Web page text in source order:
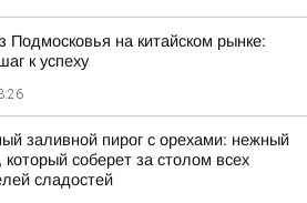
Подмосковья на китайском рынке:
к успеху
заливной пирог с орехами: нежный
который соберет за столом всех
сладостей